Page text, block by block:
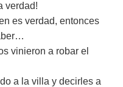
verdad!
es verdad, entonces
vinieron a robar el
a la villa y decirles a